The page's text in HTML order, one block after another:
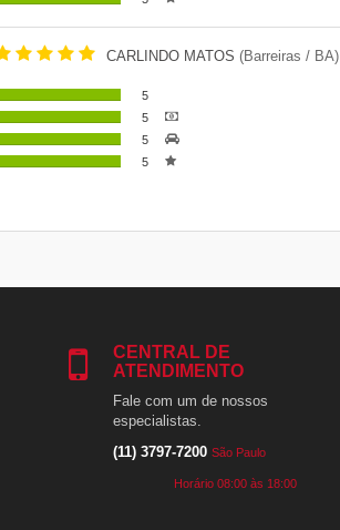
CARLINDO MATOS (Barreiras / BA)
5
5
5
5
CENTRAL DE
ATENDIMENTO
Fale com um de nossos
especialistas.
(11) 3797-7200 São Paulo
Horário 08:00 às 18:00